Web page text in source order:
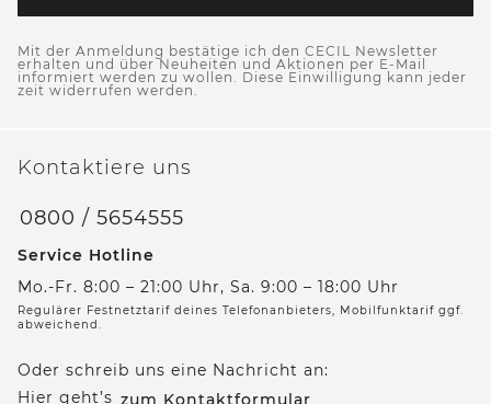
Mit der Anmeldung bestätige ich den CECIL Newsletter
erhalten und über Neuheiten und Aktionen per E-Mail
informiert werden zu wollen. Diese Einwilligung kann jeder
zeit widerrufen werden.
Kontaktiere uns
0800 / 5654555
Service Hotline
Mo.-Fr. 8:00 – 21:00 Uhr, Sa. 9:00 – 18:00 Uhr
Regulärer Festnetztarif deines Telefonanbieters, Mobilfunktarif ggf.
abweichend.
Oder schreib uns eine Nachricht an:
Hier geht’s zum Kontaktformular